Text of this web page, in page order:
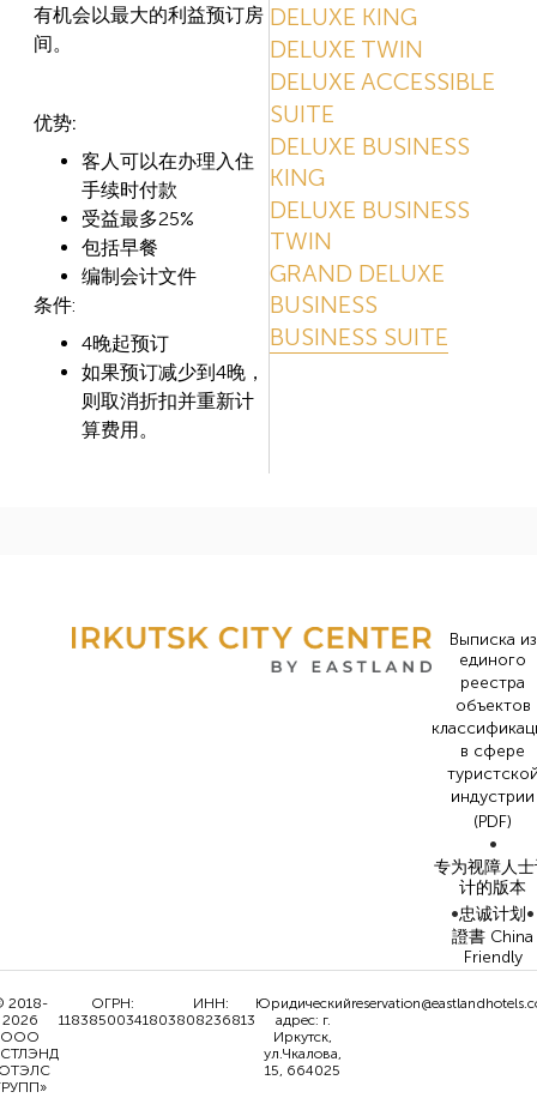
有机会以最大的利益预订房
间。
优势:
客人可以在办理入住
手续时付款
受益最多25%
包括早餐
编制会计文件
条件:
4晚起预订
如果预订减少到4晚，
则取消折扣并重新计
算费用。
DELUXE KING
DELUXE TWIN
DELUXE ACCESSIBLE
SUITE
DELUXE BUSINESS
KING
DELUXE BUSINESS
TWIN
GRAND DELUXE
BUSINESS
BUSINESS SUITE
Выписка из
единого
реестра
объектов
в сфере
индустрии
(PDF)
•
专为视障人
计的版本
•忠诚计划•
證書 China
Friendly
2018-
2026
ООО
ОГРН:
1183850034180
ИНН:
3808236813
Юридический
адрес: г.
Иркутск,
ул.Чкалова,
15, 664025